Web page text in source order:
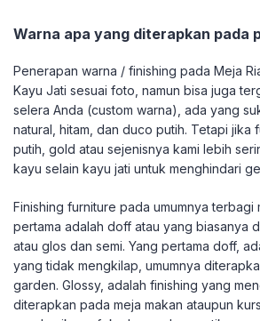
Warna apa yang diterapkan pada
Penerapan warna / finishing pada Meja
Kayu Jati sesuai foto, namun bisa juga
selera Anda (custom warna), ada yang
natural, hitam, dan duco putih. Tetapi jika
putih, gold atau sejenisnya kami lebih
kayu selain kayu jati untuk menghindari
Finishing furniture pada umumnya terbagi
pertama adalah doff atau yang biasanya
atau glos dan semi. Yang pertama doff,
yang tidak mengkilap, umumnya
garden. Glossy, adalah finishing yang
diterapkan pada meja makan ataupun